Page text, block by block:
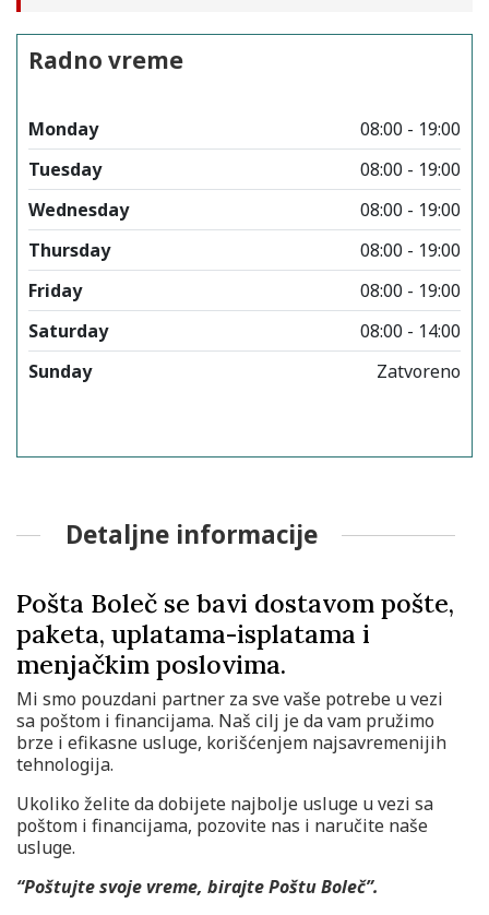
Radno vreme
Monday
08:00 - 19:00
Tuesday
08:00 - 19:00
Wednesday
08:00 - 19:00
Thursday
08:00 - 19:00
Friday
08:00 - 19:00
Saturday
08:00 - 14:00
Sunday
Zatvoreno
Detaljne informacije
Pošta Boleč se bavi dostavom pošte,
paketa, uplatama-isplatama i
menjačkim poslovima.
Mi smo pouzdani partner za sve vaše potrebe u vezi
sa poštom i financijama. Naš cilj je da vam pružimo
brze i efikasne usluge, korišćenjem najsavremenijih
tehnologija.
Ukoliko želite da dobijete najbolje usluge u vezi sa
poštom i financijama, pozovite nas i naručite naše
usluge.
“Poštujte svoje vreme, birajte Poštu Boleč”.